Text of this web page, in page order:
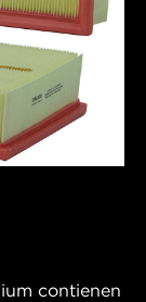
contienen